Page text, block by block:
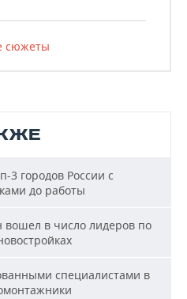
сюжеты
3 городов России с
до работы
вошел в число лидеров по
специалистами в